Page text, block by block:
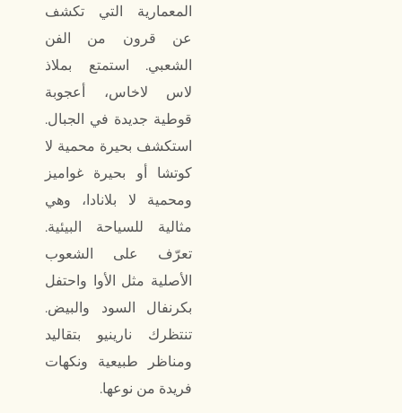
المعمارية التي تكشف
عن قرون من الفن
الشعبي. استمتع بملاذ
لاس لاخاس، أعجوبة
قوطية جديدة في الجبال.
استكشف بحيرة محمية لا
كوتشا أو بحيرة غواميز
ومحمية لا بلانادا، وهي
مثالية للسياحة البيئية.
تعرّف على الشعوب
الأصلية مثل الأوا واحتفل
بكرنفال السود والبيض.
تنتظرك نارينيو بتقاليد
ومناظر طبيعية ونكهات
فريدة من نوعها.